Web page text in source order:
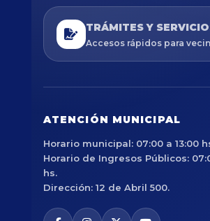
TRÁMITES Y
Accesos rápidos para
ATENCIÓN MUNICIPAL
Horario municipal: 07:00 a 13:00
Horario de Ingresos Públicos:
hs.
Dirección: 12 de Abril 500.